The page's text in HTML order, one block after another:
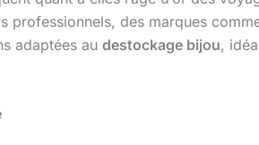
professionnels, des marques
adaptées au destockage bijou,